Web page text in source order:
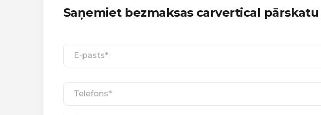
Saņemiet bezmaksas carvertical